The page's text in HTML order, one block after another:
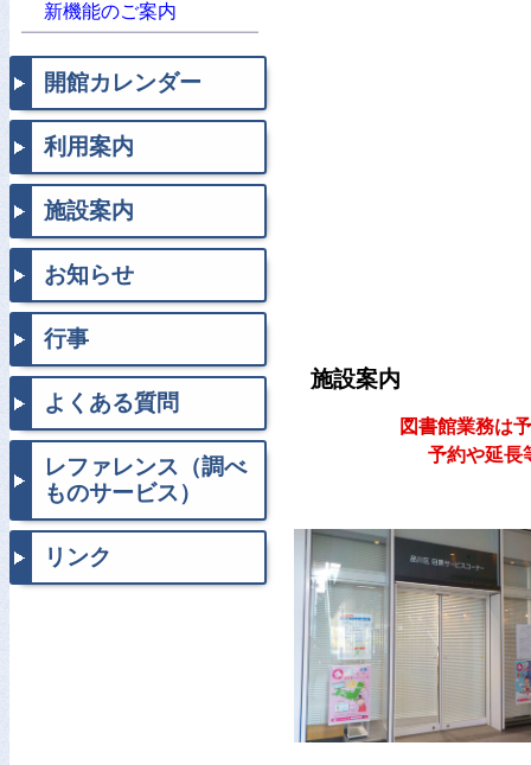
新機能のご案内
開館カレンダー
利用案内
施設案内
お知らせ
行事
よくある質問
レファレンス（調べ
ものサービス）
リンク
施設案内
図書館業務は
予約や延長